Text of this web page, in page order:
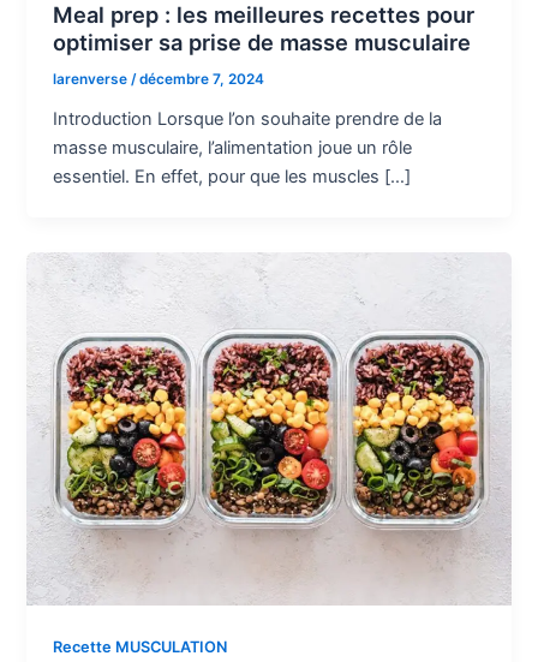
Meal prep : les meilleures recettes pour
optimiser sa prise de masse musculaire
larenverse/décembre 7, 2024
Introduction Lorsque l’on souhaite prendre de la
masse musculaire, l’alimentation joue un rôle
essentiel. En effet, pour que les muscles […]
Recette MUSCULATION